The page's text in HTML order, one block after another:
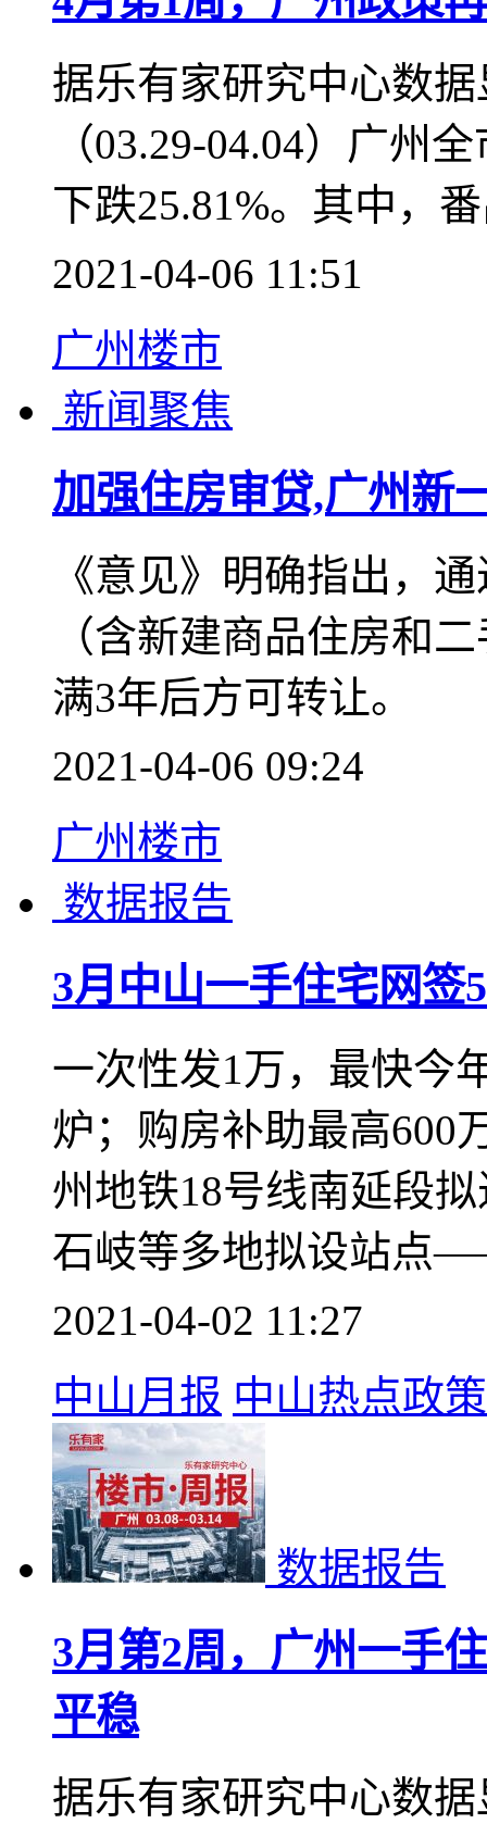
据乐有家研究中心数
（03.29-04.04）广州
下跌25.81%。其中，
2021-04-06 11:51
广州楼市
新闻聚焦
加强住房审贷,广州新
《意见》明确指出，
（含新建商品住房和
满3年后方可转让。
2021-04-06 09:24
广州楼市
数据报告
3月中山一手住宅网签
一次性发1万，最快今
炉；购房补助最高600
州地铁18号线南延段
石岐等多地拟设站点
2021-04-02 11:27
中山月报
中山热点政策
数据报告